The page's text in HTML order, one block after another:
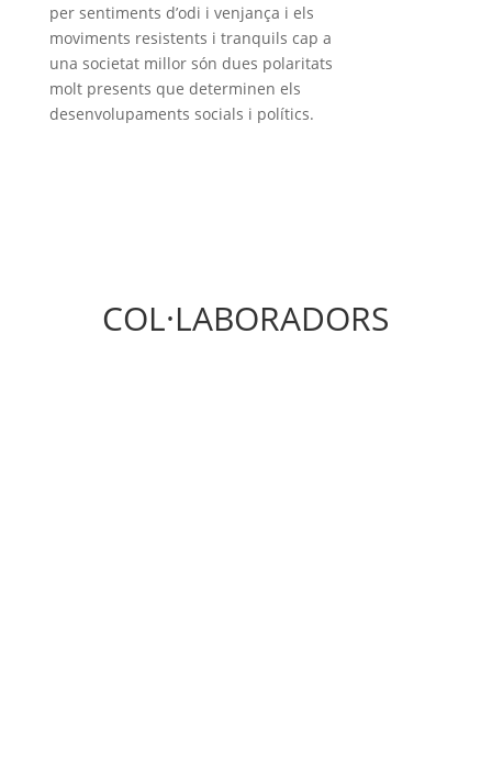
per sentiments d’odi i venjança i els
moviments resistents i tranquils cap a
una societat millor són dues polaritats
molt presents que determinen els
desenvolupaments socials i polítics.
COL·LABORADORS